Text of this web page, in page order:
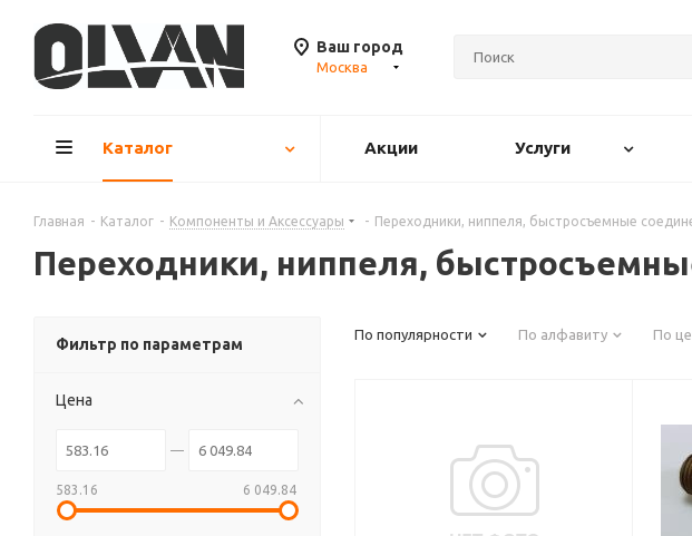
Ваш город
Москва
Каталог Акции Услуги
Главная - Каталог - Компоненты и Аксесcуары - Переходники, ниппеля, быстросъемные
Переходники, ниппеля,
По популярности По алфавиту По
Фильтр по параметрам
Цена
583.16 6 049.84